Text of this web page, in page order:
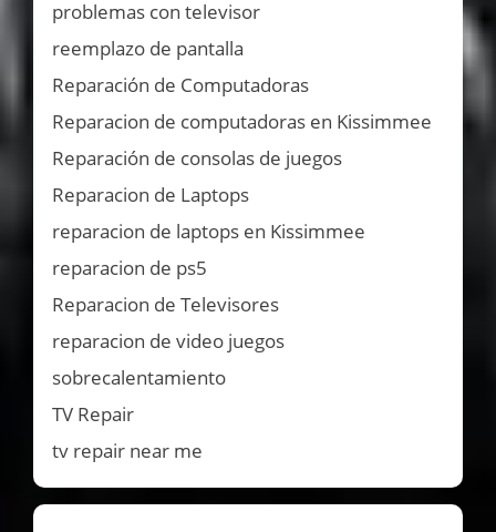
problemas con televisor
reemplazo de pantalla
Reparación de Computadoras
Reparacion de computadoras en Kissimmee
Reparación de consolas de juegos
Reparacion de Laptops
reparacion de laptops en Kissimmee
reparacion de ps5
Reparacion de Televisores
reparacion de video juegos
sobrecalentamiento
TV Repair
tv repair near me